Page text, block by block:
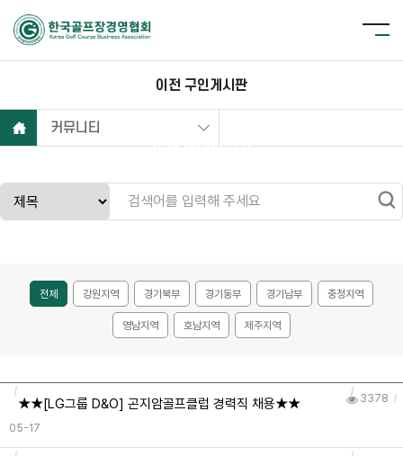
이전 구인게시판
현재 데이터보기
커뮤니티
전체 강원지역 경기북부 경기동부 경기남부 충청지역
영남지역 호남지역 제주지역
★★[LG그룹 D&O] 곤지암골프클럽 경력직 채용★★
05-17
3378